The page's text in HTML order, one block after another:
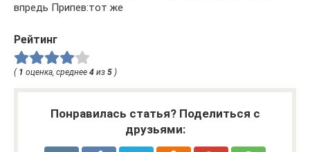
впредь Припев:тот же
Рейтинг
( 1 оценка, среднее 4 из 5 )
Понравилась статья? Поделиться с
друзьями: